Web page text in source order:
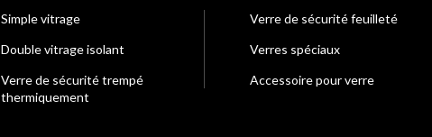
Simple vitrage
Double vitrage isolant
Verre de sécurité trempé
thermiquement
Verre de sécurité feuilleté
Verres spéciaux
Accessoire pour verre